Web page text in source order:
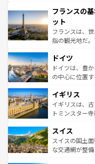
ませてくれる
なお、新着のイ
しい。
文化が根付く
れる闘牛、そ
る。首都マド
アートに溢れ
せる。地方に
ンテンツ一覧
フランスの
ット
フランスは、
指の観光地だ
で、幅広い魅
聖堂、美しい
から魅了する
いる。シャン
香り高いラベ
らに、パリ以
れる地方に足
き
を参照してほし
ドイツ
ドイツは、豊
の中心に位置
顔を持つこの
ルリンの文化
してライン川
は、お酒好きな人
ドイツ情報は
イギリス
イギリスは、
トミンスター
リアごとに異
ティー、ビー
戦など、本場
スイス
スイスの国土
な交通網が整